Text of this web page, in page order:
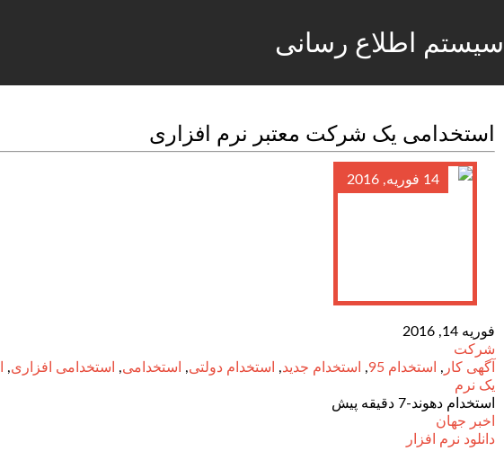
سیستم اطلاع رسانی
استخدامی یک شرکت معتبر نرم افزاری
14 فوریه, 2016
فوریه 14, 2016
شرکت
آگهی کار , استخدام 95 , استخدام جدید, استخدام دولتی, استخدامی, استخدامی افزاری,
یک نرم
استخدام دهوند-7 دقیقه پیش
اخبر جهان
دانلود نرم افزار